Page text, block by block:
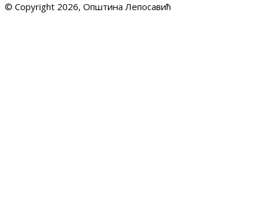
© Copyright 2026, Општина Лепосавић